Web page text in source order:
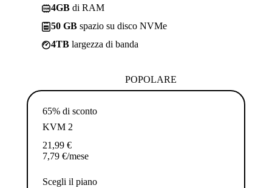
4GB di RAM
50 GB spazio su disco NVMe
4TB largezza di banda
POPOLARE
65% di sconto
KVM 2
21,99 €
7,79 €/mese
Scegli il piano